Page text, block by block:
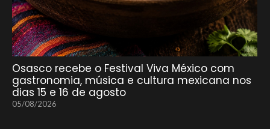
Osasco recebe o Festival Viva México com
gastronomia, música e cultura mexicana nos
dias 15 e 16 de agosto
05/08/2026